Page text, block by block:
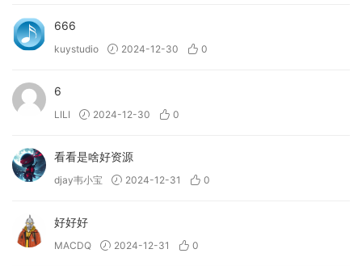
666
kuystudio 2024-12-30 0
6
LILI 2024-12-30 0
看看是啥好资源
djay韦小宝 2024-12-31 0
好好好
MACDQ 2024-12-31 0